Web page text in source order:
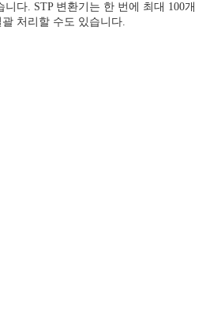
다. STP 변환기는 한 번에 최대 100개
처리할 수도 있습니다.